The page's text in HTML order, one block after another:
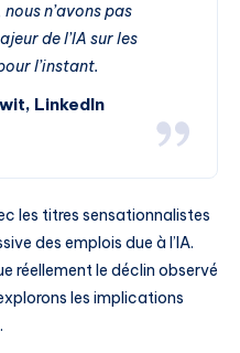
n’avons pas
de l’IA sur les
l’instant.
LinkedIn
les titres sensationnalistes
des emplois due à l’IA.
réellement le déclin observé
les implications